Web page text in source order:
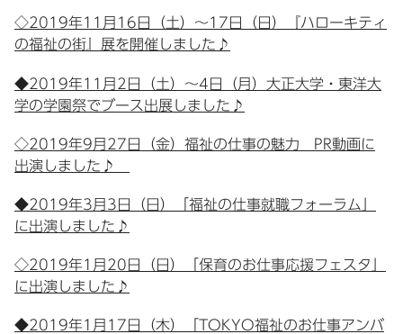
◇2019年11月16日（土）～17日（日）『ハローキティ
の福祉の街』展を開催しました♪
◆2019年11月2日（土）～4日（月）大正大学・東洋大
学の学園祭でブース出展しました♪
◇2019年9月27日（金）福祉の仕事の魅力 PR動画に
出演しました♪
◆2019年3月3日（日）「福祉の仕事就職フォーラム」
に出演しました♪
◇2019年1月20日（日）「保育のお仕事応援フェスタ」
に出演しました♪
◆2019年1月17日（木）「TOKYO福祉のお仕事アンバ